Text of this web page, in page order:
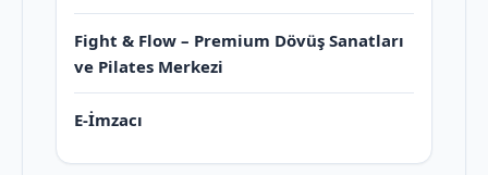
Fight & Flow – Premium Dövüş Sanatları
ve Pilates Merkezi
E-İmzacı